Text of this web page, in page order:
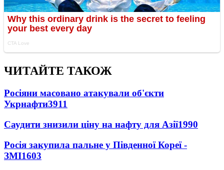
ЧИТАЙТЕ ТАКОЖ
Росіяни масовано атакували об'єкти
Укрнафти3911
Саудити знизили ціну на нафту для Азії1990
Росія закупила пальне у Південної Кореї -
ЗМІ1603